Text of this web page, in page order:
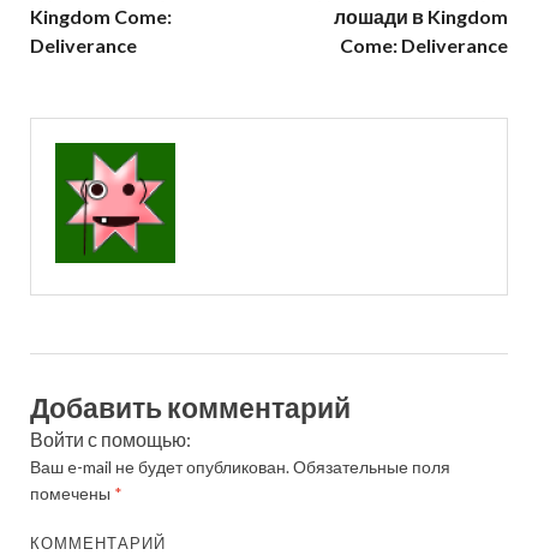
Kingdom Come:
Deliverance
лошади в Kingdom
Come: Deliverance
Добавить комментарий
Войти с помощью:
Ваш e-mail не будет опубликован.Обязательные поля
помечены *
КОММЕНТАРИЙ